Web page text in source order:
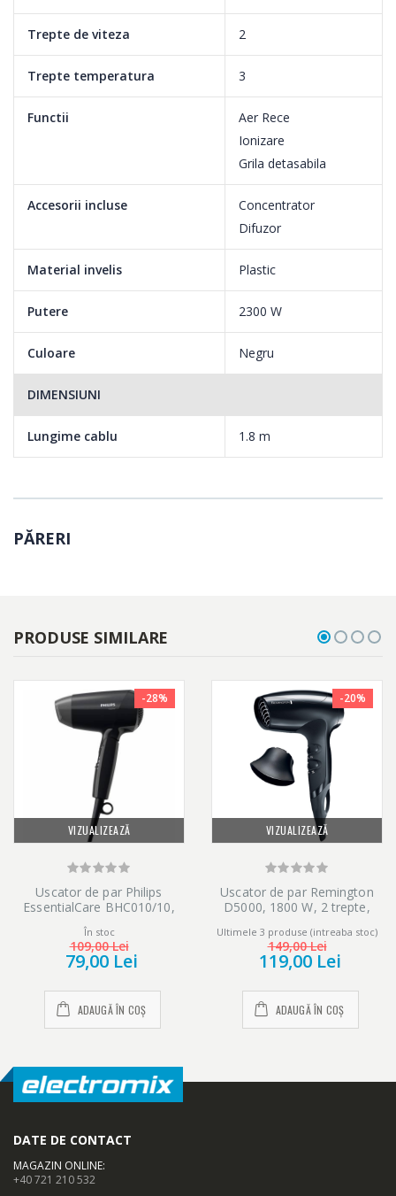
Trepte de viteza 2
Trepte temperatura 3
Functii
Aer Rece
Ionizare
Grila detasabila
Accesorii incluse
Concentrator
Difuzor
Material invelis Plastic
Putere 2300 W
Culoare Negru
DIMENSIUNI
Lungime cablu 1.8 m
PĂRERI
PRODUSE SIMILARE
VIZUALIZEAZĂ
-28%
Uscator de par Philips
EssentialCare BHC010/10,
temperatura, maner pliant,
Negru
În stoc
109,00 Lei
79,00 Lei
ADAUGĂ ÎN COȘ
VIZUALIZEAZĂ
-20%
Uscator de par Remington
D5000, 1800 W, 2 trepte,
Ultimele 3 produse (intreaba stoc)
149,00 Lei
119,00 Lei
ADAUGĂ ÎN COȘ
DATE DE CONTACT
MAGAZIN ONLINE:
+40 721 210 532